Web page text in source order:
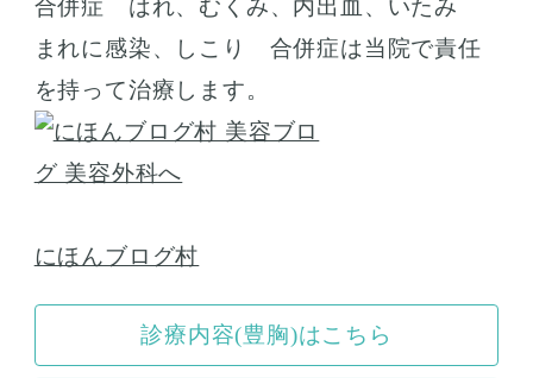
合併症 はれ、むくみ、内出血、いたみ
まれに感染、しこり 合併症は当院で責任
を持って治療します。
にほんブログ村
診療内容(豊胸)はこちら